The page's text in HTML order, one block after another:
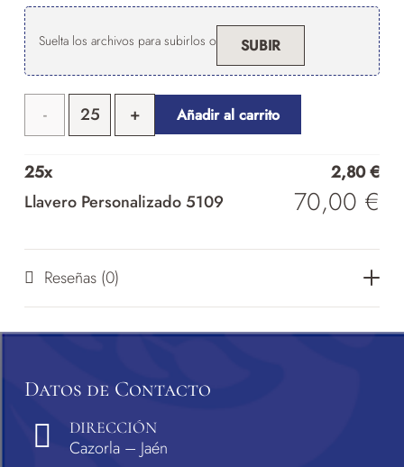
Suelta los archivos para subirlos o SUBIR
Llavero
5109
Añadir al carrito
25x 2,80€
Llavero Personalizado 5109
70,00 €
Reseñas (0)
Datos de Contacto
DIRECCIÓN
Cazorla – Jaén